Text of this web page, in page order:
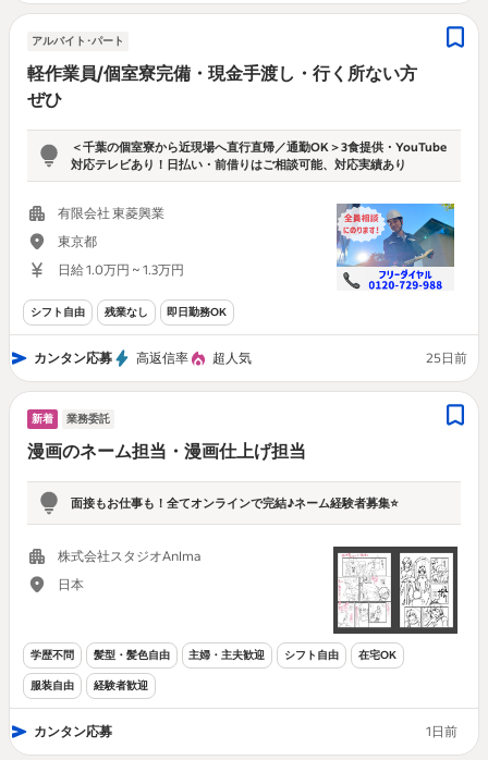
アルバイト･パート
軽作業員/個室寮完備・現金手渡し・行く所ない方
ぜひ
＜千葉の個室寮から近現場へ直行直帰／通勤OK＞3食提供・YouTube
対応テレビあり！日払い・前借りはご相談可能、対応実績あり
有限会社 東菱興業
東京都
日給 1.0万円 ~ 1.3万円
シフト自由 残業なし 即日勤務OK
カンタン応募 高返信率 超人気 25日前
新着 業務委託
漫画のネーム担当・漫画仕上げ担当
面接もお仕事も！全てオンラインで完結♪ネーム経験者募集⭐
株式会社スタジオAnIma
日本
学歴不問 髪型・髪色自由 主婦・主夫歓迎 シフト自由 在宅OK
服装自由 経験者歓迎
カンタン応募 1日前